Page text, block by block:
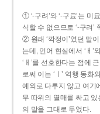
① ‘-구려’와 ‘-구료’는 미
식할 수 없으므로 ‘-구려’
② 원래 ‘깍정이’였던 말이
는데, 언어 현실에서 ‘ㅐ’
‘ㅐ’를 선호한다는 점에
로써 이는 ‘ㅣ’ 역행 동화
예외로 다루지 않고 여기
무 따위의 열매를 싸고 있
의 말을 그대로 두었다.